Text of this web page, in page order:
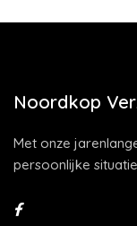
Noordkop
Met onze
persoonlijke